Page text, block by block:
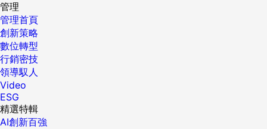
管理
管理首頁
創新策略
數位轉型
行銷密技
領導馭人
Video
ESG
精選特輯
AI創新百強